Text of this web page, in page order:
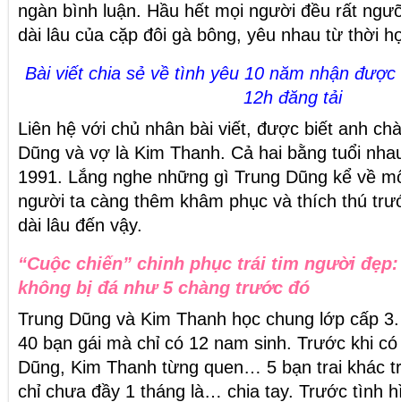
ngàn bình luận. Hầu hết mọi người đều rất
dài lâu của cặp đôi gà bông, yêu nhau từ thời
Bài viết chia sẻ về tình yêu 10 năm nhận
12h đăng tải
Liên hệ với chủ nhân bài viết, được biết anh
Dũng và vợ là Kim Thanh. Cả hai bằng tuổi
1991. Lắng nghe những gì Trung Dũng kể về
người ta càng thêm khâm phục và thích thú
dài lâu đến vậy.
“Cuộc chiến” chinh phục trái tim người
không bị đá như 5 chàng trước đó
Trung Dũng và Kim Thanh học chung lớp cấp
40 bạn gái mà chỉ có 12 nam sinh. Trước khi
Dũng, Kim Thanh từng quen… 5 bạn trai khác
chỉ chưa đầy 1 tháng là… chia tay. Trước tình